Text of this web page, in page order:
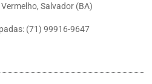
Salvador (BA)
(71) 99916-9647